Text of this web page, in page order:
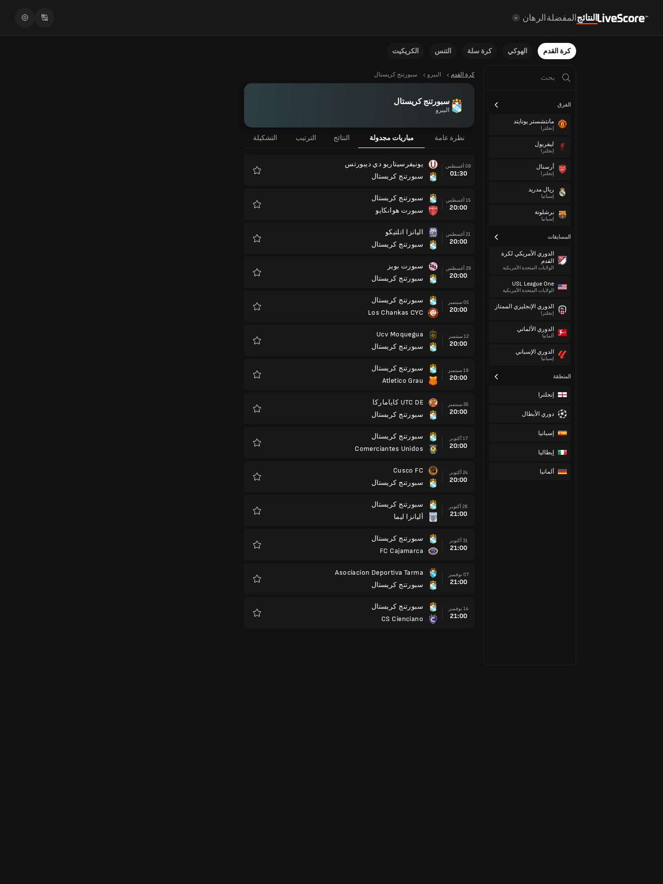
النتائجالمفضلةالرهان
كرة القدم الهوكي كرة سلة التنس الكريكيت
الفرق
مانتشستر يونايتد
إنجلترا
ليفربول
إنجلترا
أرسنال
إنجلترا
ريال مدريد
إسبانيا
برشلونة
إسبانيا
المسابقات
الدوري الأمريكي لكرة
القدم
الولايات المتحدة الأمريكية
USL League One
الولايات المتحدة الأمريكية
الدوري الإنجليزي الممتاز
إنجلترا
الدوري الألماني
ألمانيا
الدوري الإسباني
إسبانيا
المنطقة
إنجلترا
دوري الأبطال
إسبانيا
إيطاليا
ألمانيا
كرة القدم البيرو سبورتنج كريستال
سبورتنج كريستال
البيرو
نظرة عامة مباريات مجدولة النتائج الترتيب التشكيلة
08 أغسطس
01:30
يونيفرسيتاريو دي ديبورتس
سبورتنج كريستال
15 أغسطس
20:00
سبورتنج كريستال
سبورت هوانكايو
21 أغسطس
20:00
اليانزا اتلتيكو
سبورتنج كريستال
29 أغسطس
20:00
سبورت بويز
سبورتنج كريستال
05 سبتمبر
20:00
سبورتنج كريستال
Los Chankas CYC
12 سبتمبر
20:00
Ucv Moquegua
سبورتنج كريستال
19 سبتمبر
20:00
سبورتنج كريستال
Atletico Grau
26 سبتمبر
20:00
UTC DE كاياماركا
سبورتنج كريستال
17 أكتوبر
20:00
سبورتنج كريستال
Comerciantes Unidos
24 أكتوبر
20:00
Cusco FC
سبورتنج كريستال
28 أكتوبر
21:00
سبورتنج كريستال
أليانزا ليما
31 أكتوبر
21:00
سبورتنج كريستال
FC Cajamarca
07 نوفمبر
21:00
Asociacion Deportiva Tarma
سبورتنج كريستال
14 نوفمبر
21:00
سبورتنج كريستال
CS Cienciano